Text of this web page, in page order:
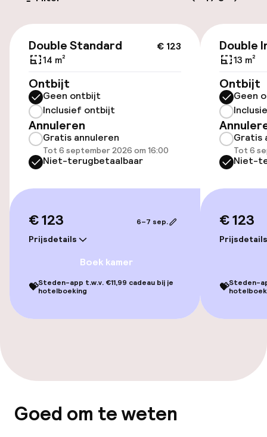
Openbaar parkeren
Toegankelijkheid
Overal rolstoeltoegankelijk
Lift
Gratis wifi
Eet- en drinkgelegenheden
Eet- en drinkdiensten
Ontbijtbuffet
€ 123
Double Standard
14 m²
Ontbijt
Geen ontbijt
Inclusief ontbijt
Annuleren
Gratis annuleren
Tot 6 september 2026 om 16:00
Niet-terugbetaalbaar
€ 123
Prijsdetails
6–7 sep.
Boek kamer
💝Steden-app t.w.v. €11,99 cadeau bij je
hotelboeking
Double
13 m²
Ontbijt
Geen
Gratis
Tot 6
Niet-
€ 123
Prijsdetails
💝Steden-
Goed om te weten